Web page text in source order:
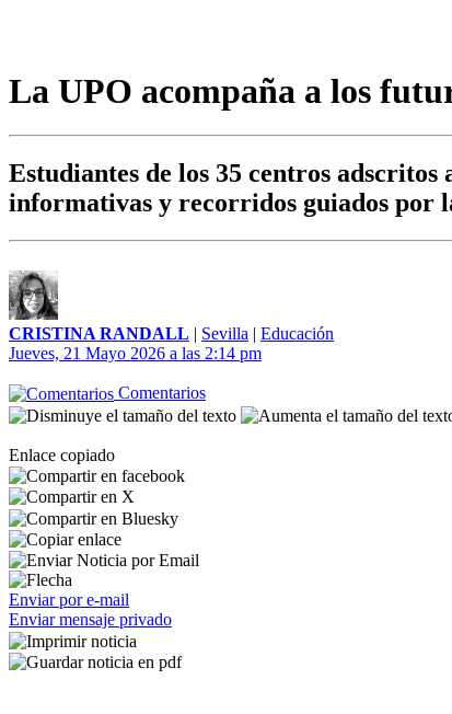
La UPO acompaña a los
Estudiantes de los 35 centros
informativas y recorridos guiados por
CRISTINA RANDALL | Sevilla | Educación
Jueves, 21 Mayo 2026 a las 2:14 pm
Comentarios
Enlace copiado
Enviar por e-mail
Enviar mensaje privado